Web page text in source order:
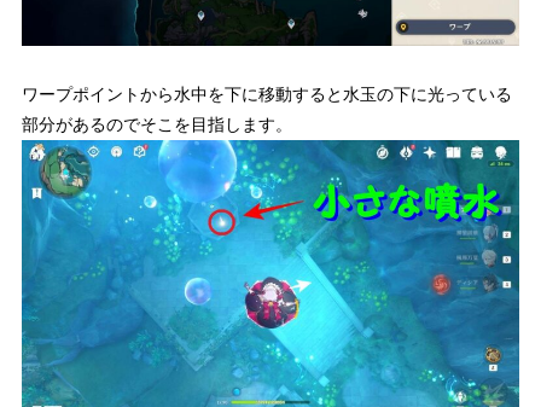
ワープポイントから水中を下に移動すると水玉の下に光っている
部分があるのでそこを目指します。